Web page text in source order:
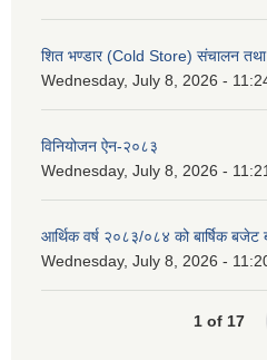
शित भण्डार (Cold Store) संचालन तथा
Wednesday, July 8, 2026 -
विनियोजन ऐन-२०८३
Wednesday, July 8, 2026 - 11:21
आर्थिक वर्ष २०८३/०८४ को बार्षिक बजेट
Wednesday, July 8, 2026 -
1 of 17